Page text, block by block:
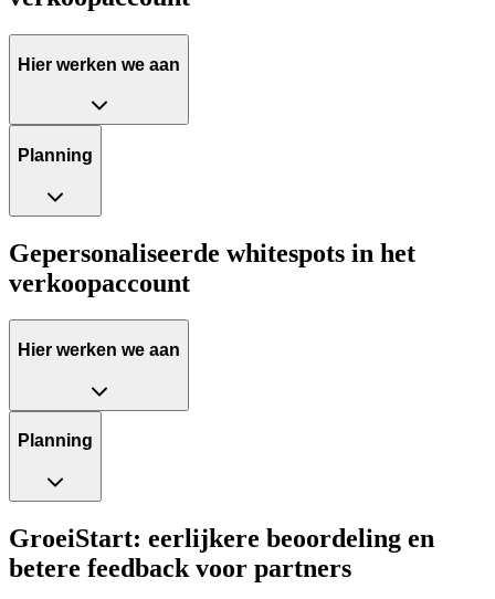
Hier werken we aan
Planning
Gepersonaliseerde whitespots in het
verkoopaccount
Hier werken we aan
Planning
GroeiStart: eerlijkere beoordeling en
betere feedback voor partners